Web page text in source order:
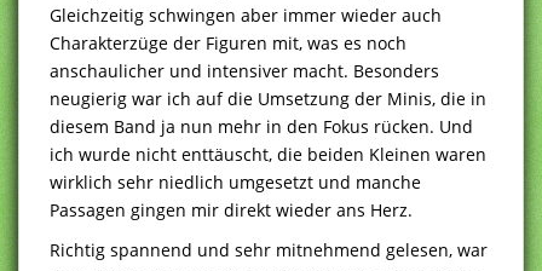
Gleichzeitig schwingen aber immer wieder auch
Charakterzüge der Figuren mit, was es noch
anschaulicher und intensiver macht. Besonders
neugierig war ich auf die Umsetzung der Minis, die in
diesem Band ja nun mehr in den Fokus rücken. Und
ich wurde nicht enttäuscht, die beiden Kleinen waren
wirklich sehr niedlich umgesetzt und manche
Passagen gingen mir direkt wieder ans Herz.
Richtig spannend und sehr mitnehmend gelesen, war